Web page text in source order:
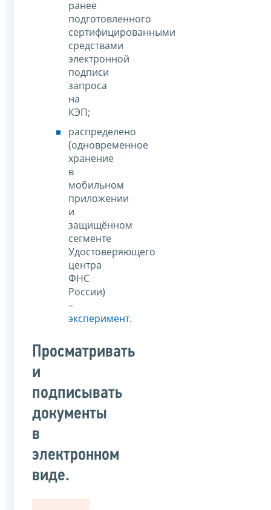
ранее
подготовленного
сертифицированными
средствами
электронной
подписи
запроса
на
КЭП;
распределено
(одновременное
хранение
в
мобильном
приложении
и
защищённом
сегменте
Удостоверяющего
центра
ФНС
России)
–
эксперимент.
Просматривать
и
подписывать
документы
в
электронном
виде.